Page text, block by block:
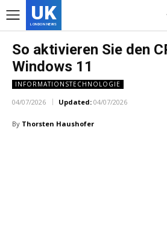
UK
LONDON NEWS
So aktivieren Sie den
Windows 11
INFORMATIONSTECHNOLOGIE
04/07/2026 Updated: 04/07/2026
By Thorsten Haushofer